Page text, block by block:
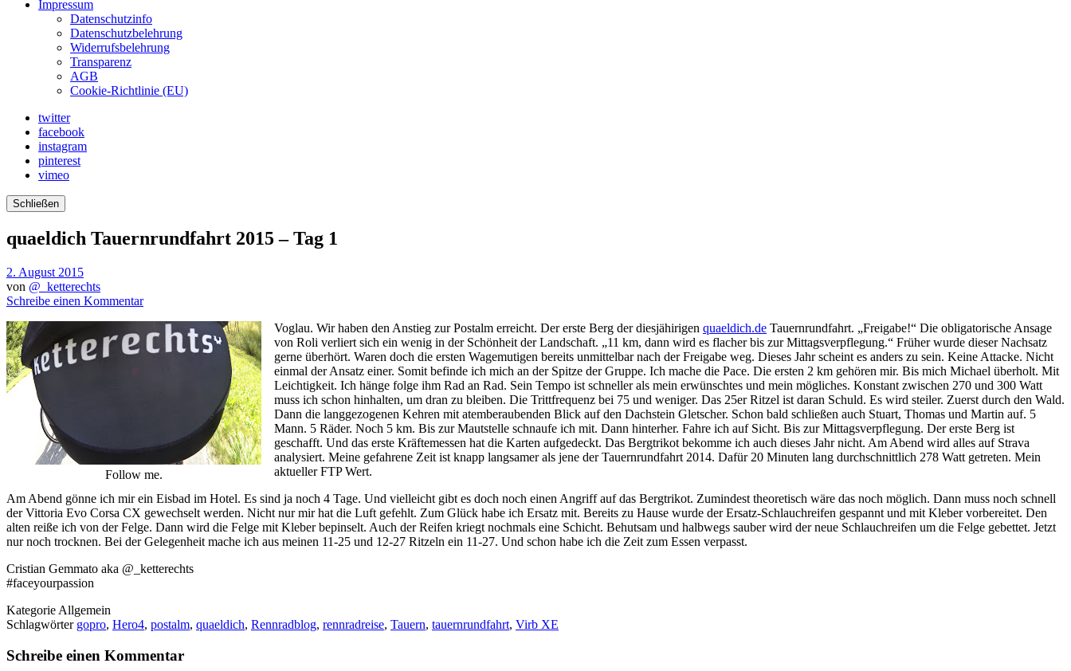
Impressum
Datenschutzinfo
Datenschutzbelehrung
Widerrufsbelehrung
Transparenz
AGB
Cookie-Richtlinie (EU)
twitter
facebook
instagram
pinterest
vimeo
Schließen
quaeldich Tauernrundfahrt 2015 – Tag 1
2. August 2015
von @_ketterechts
Schreibe einen Kommentar
Follow me.
Voglau. Wir haben den Anstieg zur Postalm erreicht. Der erste Berg der diesjähirigen quaeldich.de Tauernrundfahrt. „Freigabe!“ Die obligatorische Ansage
von Roli verliert sich ein wenig in der Schönheit der Landschaft. „11 km, dann wird es flacher bis zur Mittagsverpflegung.“ Früher wurde dieser Nachsatz
gerne überhört. Waren doch die ersten Wagemutigen bereits unmittelbar nach der Freigabe weg. Dieses Jahr scheint es anders zu sein. Keine Attacke. Nicht
einmal der Ansatz einer. Somit befinde ich mich an der Spitze der Gruppe. Ich mache die Pace. Die ersten 2 km gehören mir. Bis mich Michael überholt. Mit
Leichtigkeit. Ich hänge folge ihm Rad an Rad. Sein Tempo ist schneller als mein erwünschtes und mein mögliches. Konstant zwischen 270 und 300 Watt
muss ich schon hinhalten, um dran zu bleiben. Die Trittfrequenz bei 75 und weniger. Das 25er Ritzel ist daran Schuld. Es wird steiler. Zuerst durch den Wald.
Dann die langgezogenen Kehren mit atemberaubenden Blick auf den Dachstein Gletscher. Schon bald schließen auch Stuart, Thomas und Martin auf. 5
Mann. 5 Räder. Noch 5 km. Bis zur Mautstelle schnaufe ich mit. Dann hinterher. Fahre ich auf Sicht. Bis zur Mittagsverpflegung. Der erste Berg ist
geschafft. Und das erste Kräftemessen hat die Karten aufgedeckt. Das Bergtrikot bekomme ich auch dieses Jahr nicht. Am Abend wird alles auf Strava
analysiert. Meine gefahrene Zeit ist knapp langsamer als jene der Tauernrundfahrt 2014. Dafür 20 Minuten lang durchschnittlich 278 Watt getreten. Mein
aktueller FTP Wert.
Am Abend gönne ich mir ein Eisbad im Hotel. Es sind ja noch 4 Tage. Und vielleicht gibt es doch noch einen Angriff auf das Bergtrikot. Zumindest theoretisch wäre das noch möglich. Dann muss noch schnell
der Vittoria Evo Corsa CX gewechselt werden. Nicht nur mir hat die Luft gefehlt. Zum Glück habe ich Ersatz mit. Bereits zu Hause wurde der Ersatz-Schlauchreifen gespannt und mit Kleber vorbereitet. Den
alten reiße ich von der Felge. Dann wird die Felge mit Kleber bepinselt. Auch der Reifen kriegt nochmals eine Schicht. Behutsam und halbwegs sauber wird der neue Schlauchreifen um die Felge gebettet. Jetzt
nur noch trocknen. Bei der Gelegenheit mache ich aus meinen 11-25 und 12-27 Ritzeln ein 11-27. Und schon habe ich die Zeit zum Essen verpasst.
Cristian Gemmato aka @_ketterechts
#faceyourpassion
Kategorie Allgemein
Schlagwörter gopro, Hero4, postalm, quaeldich, Rennradblog, rennradreise, Tauern, tauernrundfahrt, Virb XE
Schreibe einen Kommentar